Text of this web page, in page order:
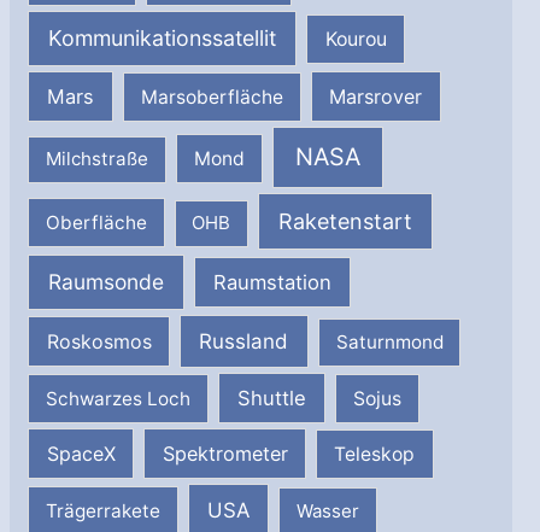
Kommunikationssatellit Kourou
Mars Marsoberfläche Marsrover
Milchstraße Mond NASA
Oberfläche OHB Raketenstart
Raumsonde Raumstation
Roskosmos Russland Saturnmond
Schwarzes Loch Shuttle Sojus
SpaceX Spektrometer Teleskop
Trägerrakete USA Wasser